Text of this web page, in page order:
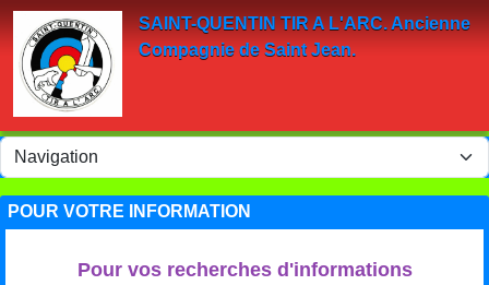
SAINT-QUENTIN TIR A L'ARC. Ancienne
Compagnie de Saint Jean.
POUR VOTRE INFORMATION
Pour vos recherches d'informations
Panneau de gestion des cookies